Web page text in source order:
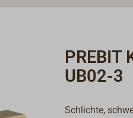
PREBIT
UB02-3
Schlichte,